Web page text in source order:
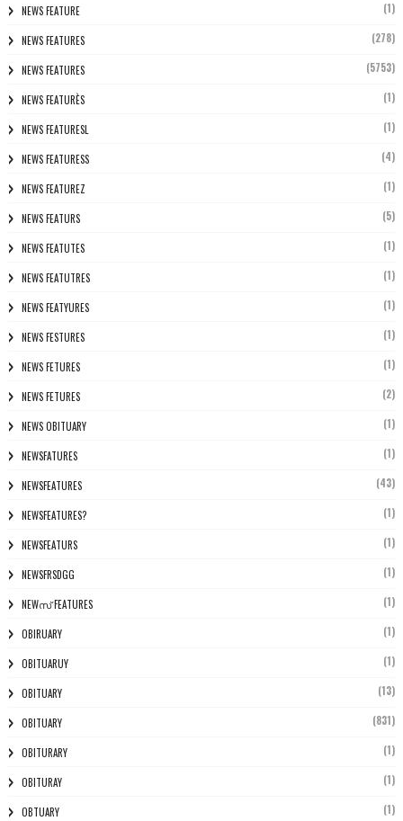
NEWS FEATURE (1)
NEWS FEATURES (278)
NEWS FEATURES (5753)
NEWS FEATURÈS (1)
NEWS FEATURESL (1)
NEWS FEATURESS (4)
NEWS FEATUREZ (1)
NEWS FEATURS (5)
NEWS FEATUTES (1)
NEWS FEATUTRES (1)
NEWS FEATYURES (1)
NEWS FESTURES (1)
NEWS FETURES (1)
NEWS FETURES (2)
NEWS OBITUARY (1)
NEWSFATURES (1)
NEWSFEATURES (43)
NEWSFEATURES? (1)
NEWSFEATURS (1)
NEWSFRSDGG (1)
NEWസ് FEATURES (1)
OBIRUARY (1)
OBITUARUY (1)
OBITUARY (13)
OBITUARY (831)
OBITURARY (1)
OBITURAY (1)
OBTUARY (1)